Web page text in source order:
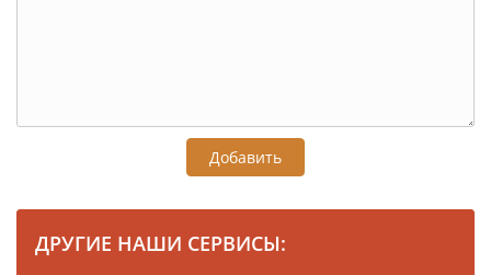
Добавить
ДРУГИЕ НАШИ СЕРВИСЫ: